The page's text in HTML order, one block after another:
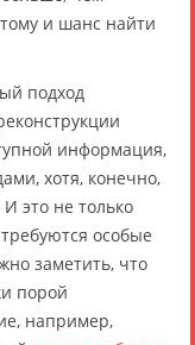
и шанс найти
подход
информация,
хотя, конечно,
это не только
особые
заметить, что
порой
например,